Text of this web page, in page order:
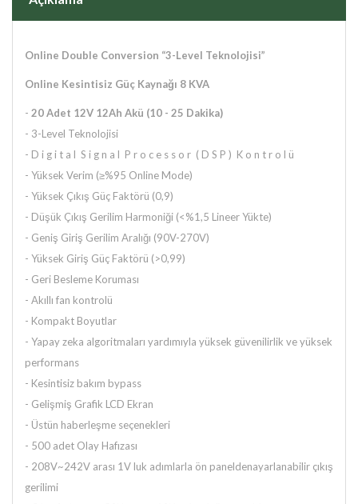
Online Double Conversion “3-Level Teknolojisi”
Online Kesintisiz Güç Kaynağı 8 KVA
- 20Adet 12V 12Ah Akü (10 - 25 Dakika)
- 3-Level Teknolojisi
- D i g i t a l S i g n a l P r o c e s s o r ( D S P ) K o n t r o l ü
- Yüksek Verim (≥%95 Online Mode)
- Yüksek Çıkış Güç Faktörü (0,9)
- Düşük Çıkış Gerilim Harmoniği (<%1,5 Lineer Yükte)
- Geniş Giriş Gerilim Aralığı (90V-270V)
- Yüksek Giriş Güç Faktörü (>0,99)
- Geri Besleme Koruması
- Akıllı fan kontrolü
- Kompakt Boyutlar
- Yapay zeka algoritmaları yardımıyla yüksek güvenilirlik ve yüksek
performans
- Kesintisiz bakım bypass
- Gelişmiş Grafik LCD Ekran
- Üstün haberleşme seçenekleri
- 500 adet Olay Hafızası
- 208V~242V arası 1V luk adımlarla ön paneldenayarlanabilir çıkış
gerilimi